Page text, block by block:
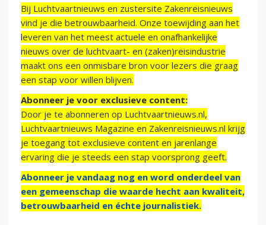
Bij Luchtvaartnieuws en zustersite Zakenreisnieuws
vind je die betrouwbaarheid. Onze toewijding aan het
leveren van het meest actuele en onafhankelijke
nieuws over de luchtvaart- en (zaken)reisindustrie
maakt ons een onmisbare bron voor lezers die graag
een stap voor willen blijven.
Abonneer je voor exclusieve content:
Door je te abonneren op Luchtvaartnieuws.nl,
Luchtvaartnieuws Magazine en Zakenreisnieuws.nl krijg
je toegang tot exclusieve content en jarenlange
ervaring die je steeds een stap voorsprong geeft.
Abonneer je vandaag nog en word onderdeel van
een gemeenschap die waarde hecht aan kwaliteit,
betrouwbaarheid en échte journalistiek.